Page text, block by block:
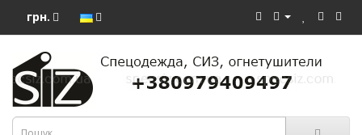
грн.